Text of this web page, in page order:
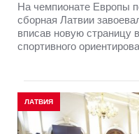
На чемпионате Европы
сборная Латвии
вписав новую страницу
спортивного
ЛАТВИЯ